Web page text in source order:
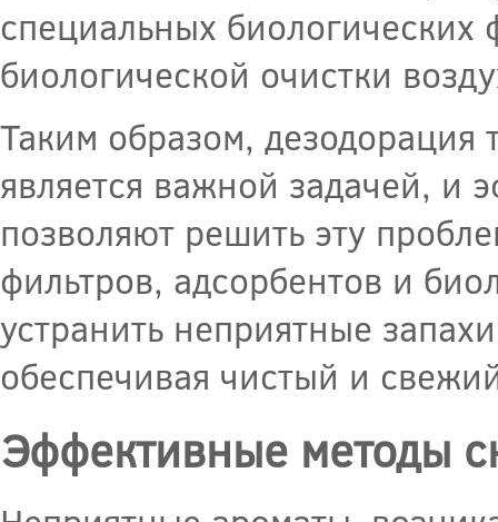
специальных биологических
биологической очистки
Таким образом, дезодорация
является важной задачей, и
позволяют решить эту
фильтров, адсорбентов и
устранить неприятные
обеспечивая чистый и
Эффективные методы